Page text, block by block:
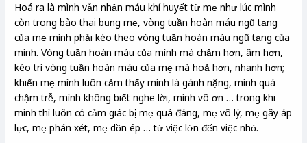
Hoá ra là mình vẫn nhận máu khí huyết từ mẹ như lúc mình
còn trong bào thai bụng mẹ, vòng tuần hoàn máu ngũ tạng
của mẹ mình phải kéo theo vòng tuần hoàn máu ngũ tạng của
mình. Vòng tuần hoàn máu của mình mà chậm hơn, âm hơn,
kéo trì vòng tuần hoàn máu của mẹ mà hoả hơn, nhanh hơn;
khiến mẹ mình luôn cảm thấy mình là gánh nặng, mình quá
chậm trễ, mình không biết nghe lời, mình vô ơn … trong khi
mình thì luôn có cảm giác bị mẹ quá đáng, mẹ vô lý, mẹ gây áp
lực, mẹ phán xét, mẹ dồn ép … từ việc lớn đến việc nhỏ.